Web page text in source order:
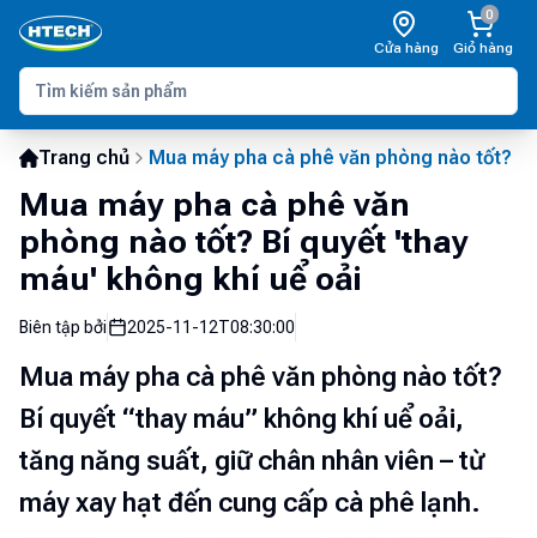
Cửa hàng
0
Giỏ hàng
Trang chủ Mua máy pha cà phê văn phòng nào tốt?
Mua máy pha cà phê văn
phòng nào tốt? Bí quyết 'thay
máu' không khí uể oải
Biên tập bởi 2025-11-12T08:30:00
Mua máy pha cà phê văn phòng nào tốt?
Bí quyết “thay máu” không khí uể oải,
tăng năng suất, giữ chân nhân viên – từ
máy xay hạt đến cung cấp cà phê lạnh.